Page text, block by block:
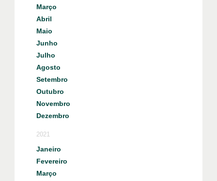
Março
Abril
Maio
Junho
Julho
Agosto
Setembro
Outubro
Novembro
Dezembro
2021
Janeiro
Fevereiro
Março